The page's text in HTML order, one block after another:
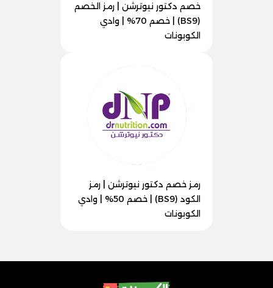
خصم دكتور نيوترشن | رمز الخصم
(BS9) | خصم 70% | وادي
الكوبونات
رمز خصم دكتور نيوترشن | رمز
الكود (BS9) | خصم 50% | وادي
الكوبونات